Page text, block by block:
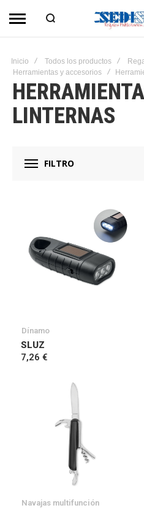
Inicio Todos los productos
Herramientas y accesorios
LINTERNAS
FILTRO
Dínamo
SLUZ
7,26 €
Navajas multifunción